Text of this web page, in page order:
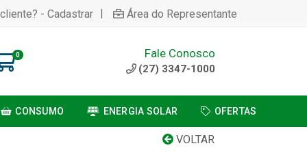
- Cadastrar | Área do Representante
0 Fale Conosco
(27) 3347-1000
CONSUMO ENERGIA SOLAR OFERTAS
VOLTAR